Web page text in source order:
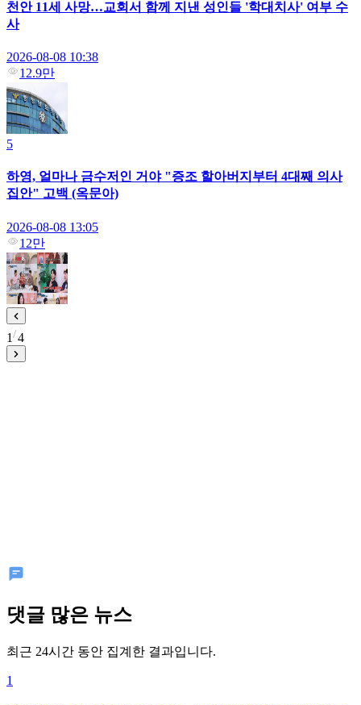
천안 11세 사망…교회서 함께 지낸 성인들 '학대치사' 여부 수
사
2026-08-08 10:38
12.9만
5
하영, 얼마나 금수저인 거야 "증조 할아버지부터 4대째 의사
집안" 고백 (옥문아)
2026-08-08 13:05
12만
1 4
댓글 많은 뉴스
최근 24시간 동안 집계한 결과입니다.
1